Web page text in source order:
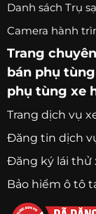
Danh sách Trụ
Camera hành
Trang chuyên
bán phụ
phụ tùng xe
Trang dịch vụ
Đăng tin dịch
Đăng ký lái thử
Bảo hiểm ô tô